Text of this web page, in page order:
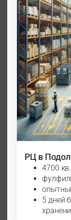
РЦ в
4700
5 дней